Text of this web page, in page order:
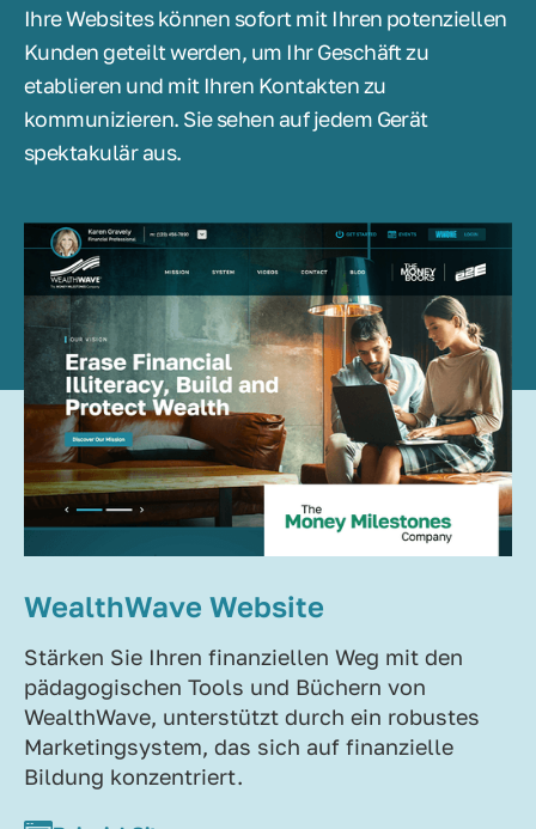
Ihre Websites können sofort mit Ihren potenziellen
Kunden geteilt werden, um Ihr Geschäft zu
etablieren und mit Ihren Kontakten zu
kommunizieren. Sie sehen auf jedem Gerät
spektakulär aus.
WealthWave Website
Stärken Sie Ihren finanziellen Weg mit den
pädagogischen Tools und Büchern von
WealthWave, unterstützt durch ein robustes
Marketingsystem, das sich auf finanzielle
Bildung konzentriert.